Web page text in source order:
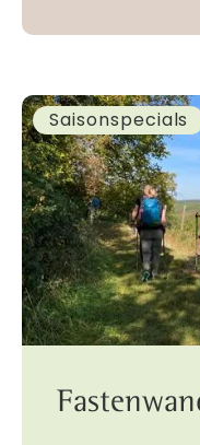
Saisonspecials